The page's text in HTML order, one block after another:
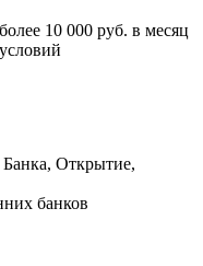
10 000 руб. в месяц
Открытие,
банков